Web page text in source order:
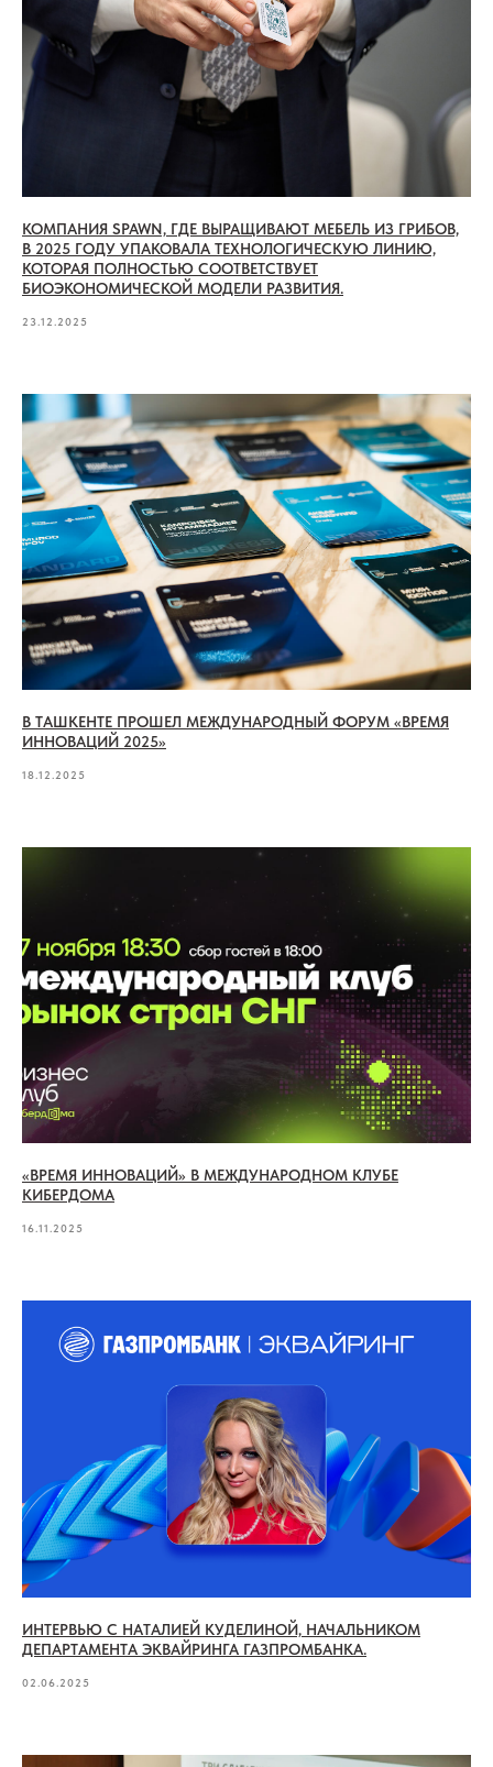
КОМПАНИЯ SPAWN, ГДЕ ВЫРАЩИВАЮТ МЕБЕЛЬ ИЗ ГРИБОВ,
В 2025 ГОДУ УПАКОВАЛА ТЕХНОЛОГИЧЕСКУЮ ЛИНИЮ,
КОТОРАЯ ПОЛНОСТЬЮ СООТВЕТСТВУЕТ
БИОЭКОНОМИЧЕСКОЙ МОДЕЛИ РАЗВИТИЯ.
23.12.2025
В ТАШКЕНТЕ ПРОШЕЛ МЕЖДУНАРОДНЫЙ ФОРУМ «ВРЕМЯ
ИННОВАЦИЙ 2025»
18.12.2025
«ВРЕМЯ ИННОВАЦИЙ» В МЕЖДУНАРОДНОМ КЛУБЕ
КИБЕРДОМА
16.11.2025
ИНТЕРВЬЮ С НАТАЛИЕЙ КУДЕЛИНОЙ, НАЧАЛЬНИКОМ
ДЕПАРТАМЕНТА ЭКВАЙРИНГА ГАЗПРОМБАНКА.
02.06.2025